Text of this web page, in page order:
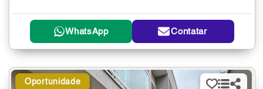
WhatsApp Contatar
Oportunidade